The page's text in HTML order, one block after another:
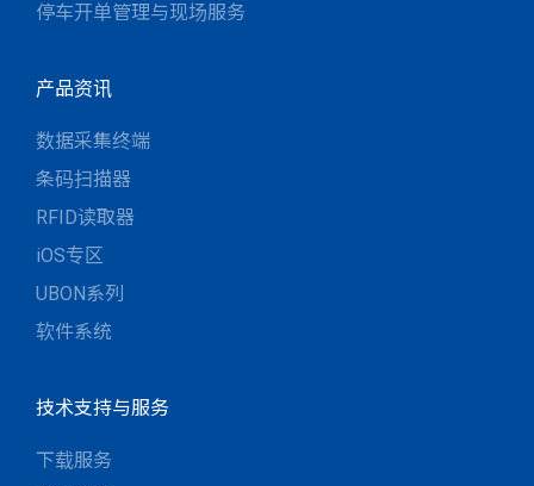
停车开单管理与现场服务
产品资讯
数据采集终端
条码扫描器
RFID读取器
iOS专区
UBON系列
软件系统
技术支持与服务
下载服务